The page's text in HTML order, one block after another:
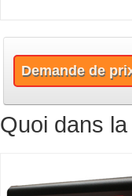
Demande de
Quoi dans